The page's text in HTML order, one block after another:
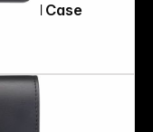
OWL Labs Meeting OWL 3 and 4+ Hard Case